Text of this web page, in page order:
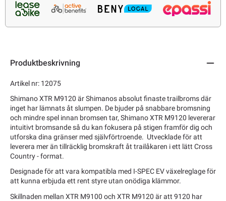
Produktbeskrivning
Artikel nr: 12075
Shimano XTR M9120 är Shimanos absolut finaste trailbroms där
inget har lämnats åt slumpen. De bjuder på snabbare bromsning
och mindre spel innan bromsen tar, Shimano XTR M9120 levererar
intuitivt bromsande så du kan fokusera på stigen framför dig och
utforska dina gränser med självförtroende. Utvecklade för att
leverera mer än tillräcklig bromskraft åt trailåkaren i ett lätt Cross
Country - format.
Designade för att vara kompatibla med I-SPEC EV växelreglage för
att kunna erbjuda ett rent styre utan onödiga klämmor.
Skillnaden mellan XTR M9100 och XTR M9120 är att 9120 har